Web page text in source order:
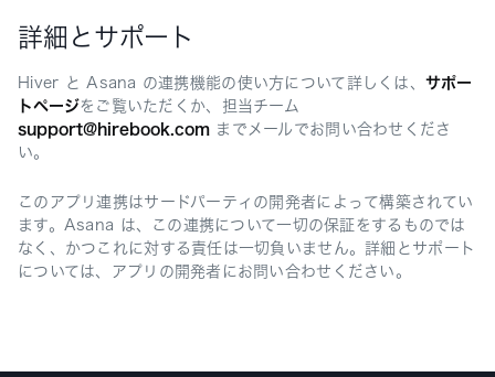
詳細とサポート
Hiver と Asana の連携機能の使い方について詳しくは、 サポー
トページをご覧いただくか、担当チーム
support@hirebook.com までメールでお問い合わせくださ
い。
このアプリ連携はサードパーティの開発者によって構築されてい
ます。Asana は、この連携について一切の保証をするものでは
なく、かつこれに対する責任は一切負いません。詳細とサポート
については、アプリの開発者にお問い合わせください。